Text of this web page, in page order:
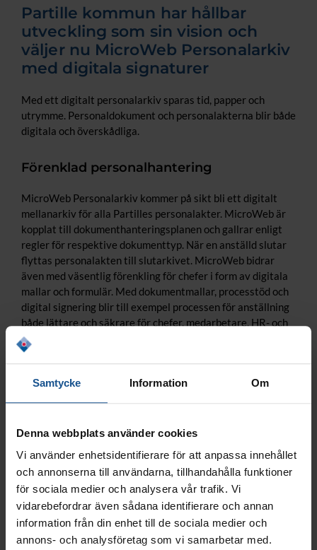
Samtycke Information Om
Denna webbplats använder cookies
Vi använder enhetsidentifierare för att anpassa innehållet
och annonserna till användarna, tillhandahålla funktioner
för sociala medier och analysera vår trafik. Vi
vidarebefordrar även sådana identifierare och annan
information från din enhet till de sociala medier och
annons- och analysföretag som vi samarbetar med.
Partille kommun har hållbar
utveckling som sin vision och
väljer nu MicroWeb Personalarkiv
med digitala signaturer
Med ett digitalt personalarkiv sparas tid, papper och
utrymme. Personaldokument och personalakterna blir både
digitala och överskådliga.
Förenklad personalhantering
MicroWeb Personalarkiv kommer på sikt bli ett digitalt
mellanarkiv för alla Partilles personalakter. MicroWeb är
kopplat till dokumenthanteringsplanen och gallrar enligt
regler för respektive dokumenttyp. När en anställd slutar
flyttas personalakten till slutarkivet. MicroWeb bidrar
även med väsentlig förenkling för chefer i form av digitala
mallar och formulär. Med dokumentmallar, processtöd och
digital signering blir till exempel processen för anställning
både lättare och säkrare för chefer, medarbetare, HR- och
löneavdelningen.